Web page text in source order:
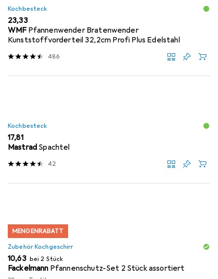
Kochbesteck
EUR
23,33
WMF Pfannenwender Bratenwender
Kunststoffvorderteil 32,2cm Profi Plus Edelstahl
486
Kochbesteck
EUR
17,81
Mastrad Spachtel
42
MENGENRABATT
Zubehör Kochgeschirr
EUR
10,63 bei 2 Stück
Fackelmann Pfannenschutz-Set 2 Stück assortiert